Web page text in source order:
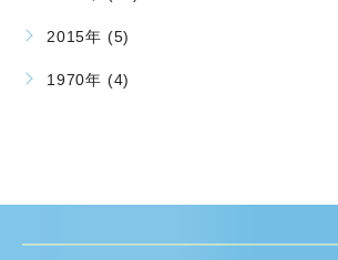
2015年 (5)
1970年 (4)